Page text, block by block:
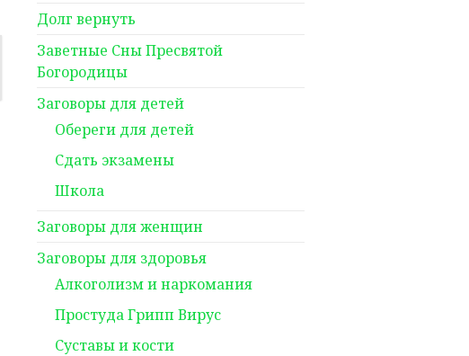
Долг вернуть
Заветные Сны Пресвятой
Богородицы
Заговоры для детей
Обереги для детей
Сдать экзамены
Школа
Заговоры для женщин
Заговоры для здоровья
Алкоголизм и наркомания
Простуда Грипп Вирус
Суставы и кости